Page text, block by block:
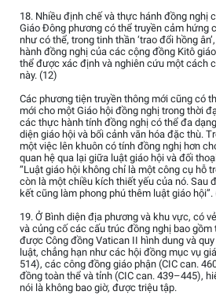
18. Nhiều định chế và thực hánh đồng nghị
Giáo Đông phương có thể truyền cảm hứng
như có thể, trong tinh thần ‘trao đổi hồng
hành đồng nghị của các cộng đồng Kitô
thể được xác định và nghiên cứu một cách
này. (12)
Các phương tiện truyền thông mới cũng có
mới cho một Giáo hội đồng nghị trong thời
các thực hành tính đồng nghị có thể đa
diện giáo hội và bối cảnh văn hóa đặc thù.
một việc lên khuôn có tính đồng nghị hơn
quan hệ qua lại giữa luật giáo hội và đối
“Luật giáo hội không chỉ là một công cụ hỗ
còn là một chiều kích thiết yếu của nó. Sau
kết cũng làm phong phú thêm luật giáo hội”.
19. Ở Bình diện địa phương và khu vực, có
và củng cố các cấu trúc đồng nghị bao
được Công đồng Vatican II hình dung và
luật, chẳng hạn như các hội đồng mục vụ
514), các công đồng giáo phận (CIC can.
đồng toàn thể và tỉnh (CIC can. 439–445),
nói là không bao giờ, được triệu tập.